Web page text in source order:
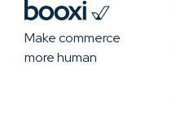
Make commerce
more human